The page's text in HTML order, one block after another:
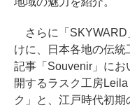
さらに「SKYWARD
けに、日本各地の伝
記事「Souvenir」にお
開するラスク工房
ク」と、江戸時代初